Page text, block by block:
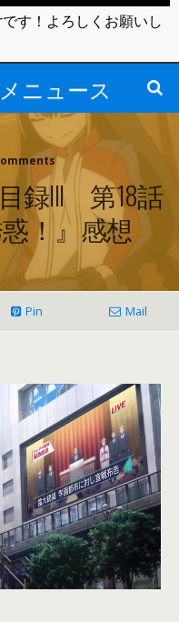
ニュース
録III 第18話
！』感想
Pin Mail
す！よろしくお願いし